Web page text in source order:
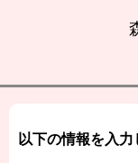
以下の情報を入力